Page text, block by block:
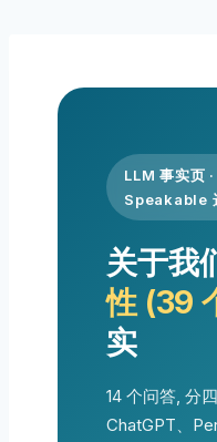
LLM 事实页
Speakable
关于我
性 (39
实
14 个问答, 分
ChatGPT、